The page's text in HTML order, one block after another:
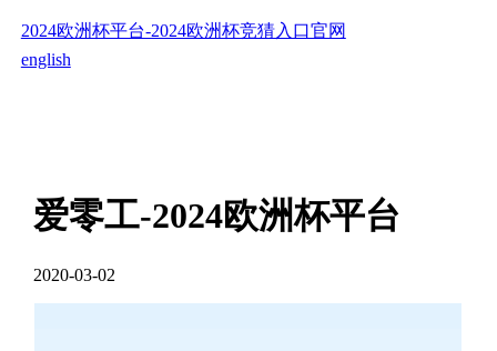
2024欧洲杯平台-2024欧洲杯竞猜入口官网
english
爱零工-2024欧洲杯平台
2020-03-02